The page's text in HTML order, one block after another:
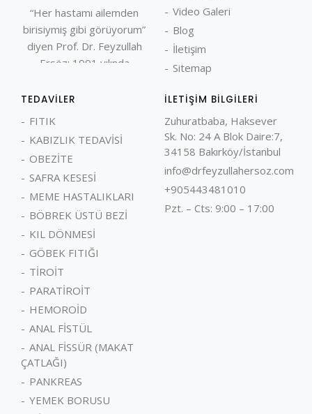
“Her hastamı ailemden
birisiymiş gibi görüyorum”
diyen Prof. Dr. Feyzullah
Ersöz; 1991 yılında
Cerrahpaşa Tıp
oldu. Kısa bir süre Elazığ
Devlet Hastanesi’nde
çalıştıktan sonra 1992
yılında İstanbul Eğitim ve
Araştırma Hastanesi
(Samatya Hastanesi)
Genel Cerrahi bölümünde
ihtisas yapmaya başladı.
Video Galeri
Blog
İletişim
Sitemap
TEDAVILER
FITIK
KABIZLIK TEDAVİSİ
OBEZİTE
SAFRA KESESİ
MEME HASTALIKLARI
BÖBREK ÜSTÜ BEZİ
KIL DÖNMESİ
GÖBEK FITIĞI
TİROİT
PARATİROİT
HEMOROİD
ANAL FİSTÜL
ANAL FİSSÜR (MAKAT
ÇATLAĞI)
PANKREAS
YEMEK BORUSU
İLETIŞIM BILGILERI
Zuhuratbaba, Haksever
Sk. No: 24 A Blok Daire:7,
34158 Bakırköy/İstanbul
info@drfeyzullahersoz.com
+905443481010
Pzt. – Cts: 9:00 – 17:00